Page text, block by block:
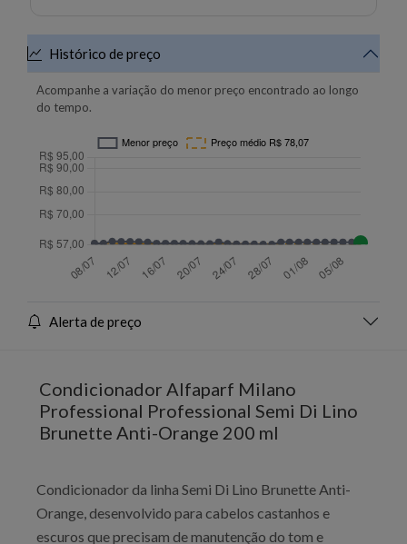
Histórico de preço
Acompanhe a variação do menor preço encontrado ao longo
do tempo.
Alerta de preço
Condicionador Alfaparf Milano
Professional Professional Semi Di Lino
Brunette Anti-Orange 200 ml
Condicionador da linha Semi Di Lino Brunette Anti-
Orange, desenvolvido para cabelos castanhos e
escuros que precisam de manutenção do tom e